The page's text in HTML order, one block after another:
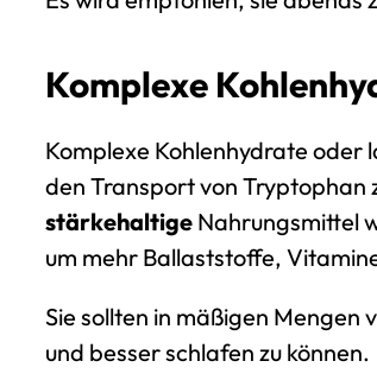
Komplexe
Komplexe Kohlenhydrate oder
den Transport von Tryptophan
stärkehaltige Nahrungsmittel
um mehr Ballaststoffe,
Sie sollten in mäßigen Mengen
und besser schlafen zu können.